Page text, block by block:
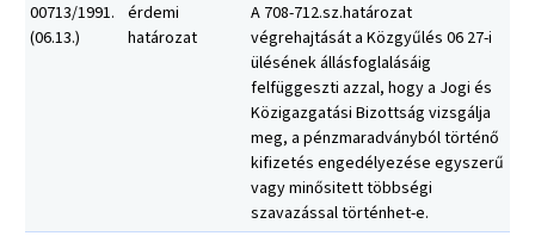
00713/1991.
(06.13.)
érdemi
határozat
A 708-712.sz.határozat
végrehajtását a Közgyűlés 06 27-i
ülésének állásfoglalásáig
felfüggeszti azzal, hogy a Jogi és
Közigazgatási Bizottság vizsgálja
meg, a pénzmaradványból történő
kifizetés engedélyezése egyszerű
vagy minősitett többségi
szavazással történhet-e.